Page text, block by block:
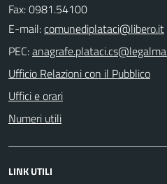
Fax: 0981.54100
E-mail:
PEC:
Ufficio Relazioni con il Pubblico
Uffici e orari
Numeri utili
LINK UTILI